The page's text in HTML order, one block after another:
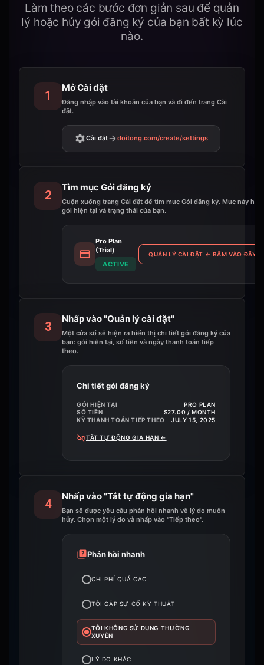
Làm theo các bước đơn giản sau để quản
lý hoặc hủy gói đăng ký của bạn bất kỳ lúc
nào.
1
Mở Cài đặt
Đăng nhập vào tài khoản của bạn và đi đến trang Cài
đặt.
Cài đặt doitong.com/create/settings
2
Tìm mục Gói đăng ký
Cuộn xuống trang Cài đặt để tìm mục Gói đăng ký. Mục này
gói hiện tại và trạng thái của bạn.
Pro Plan
(Trial)
ACTIVE
QUẢN LÝ CÀI ĐẶT ← BẤM VÀO ĐÂY
3
Nhấp vào "Quản lý cài đặt"
Một cửa sổ sẽ hiện ra hiển thị chi tiết gói đăng ký của
bạn: gói hiện tại, số tiền và ngày thanh toán tiếp
theo.
Chi tiết gói đăng ký
GÓI HIỆN TẠI
PRO PLAN
SỐ TIỀN
$27.00 / MONTH
KỲ THANH TOÁN TIẾP THEO
JULY 15, 2025
TẮT TỰ ĐỘNG GIA HẠN ←
4
Nhấp vào "Tắt tự động gia hạn"
Bạn sẽ được yêu cầu phản hồi nhanh về lý do muốn
hủy. Chọn một lý do và nhấp vào "Tiếp theo".
Phản hồi nhanh
CHI PHÍ QUÁ CAO
TÔI GẶP SỰ CỐ KỸ THUẬT
TÔI KHÔNG SỬ DỤNG THƯỜNG
XUYÊN
LÝ DO KHÁC